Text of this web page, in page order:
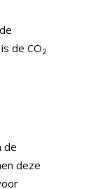
de CO2
de
deze